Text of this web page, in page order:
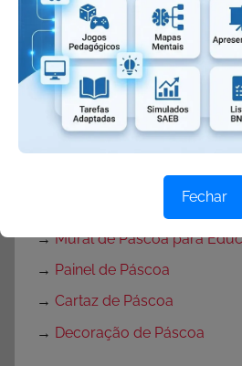
→ Plano de Aula Páscoa
→Plano de Aula Páscoa para
Fundamental
Projeto Páscoa
Projeto Páscoa Educação
Portas Decoradas para
→Mural de Páscoa para
→ Painel de Páscoa
→ Cartaz de Páscoa
→ Decoração de Páscoa
Fechar